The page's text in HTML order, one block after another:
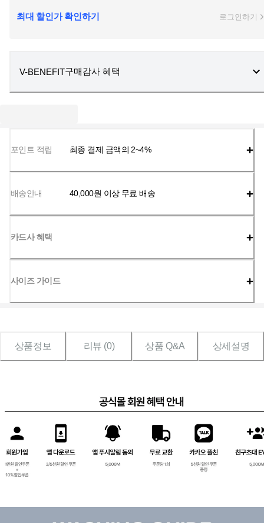
최대 할인가 확인하기 로그인하기
V-BENEFIT구매감사 혜택
포인트 적립 최종 결제 금액의 2~4%
배송안내 40,000원 이상 무료 배송
카드사 혜택
사이즈 가이드
상품정보 리뷰 (0) 상품 Q&A 상세설명